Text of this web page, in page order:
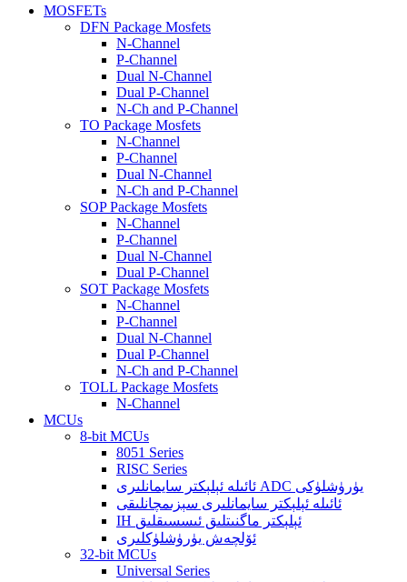
MOSFETs
DFN Package Mosfets
N-Channel
P-Channel
Dual N-Channel
Dual P-Channel
N-Ch and P-Channel
TO Package Mosfets
N-Channel
P-Channel
Dual N-Channel
N-Ch and P-Channel
SOP Package Mosfets
N-Channel
P-Channel
Dual N-Channel
Dual P-Channel
SOT Package Mosfets
N-Channel
P-Channel
Dual N-Channel
Dual P-Channel
N-Ch and P-Channel
TOLL Package Mosfets
N-Channel
MCUs
8-bit MCUs
8051 Series
RISC Series
ئائىلە ئېلېكتر سايمانلىرى ADC يۈرۈشلۈكى
ئائىلە ئېلېكتر سايمانلىرى سېزىمچانلىقى
IH ئېلېكتر ماگنىتلىق ئىسسىقلىق
ئۆلچەش يۈرۈشلۈكلىرى
32-bit MCUs
Universal Series